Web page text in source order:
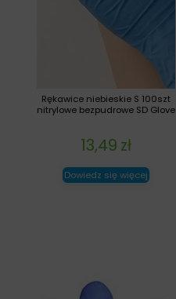
Rękawice niebieskie S 100szt
nitrylowe bezpudrowe SD Glove
13,49 zł
Dowiedz się więcej